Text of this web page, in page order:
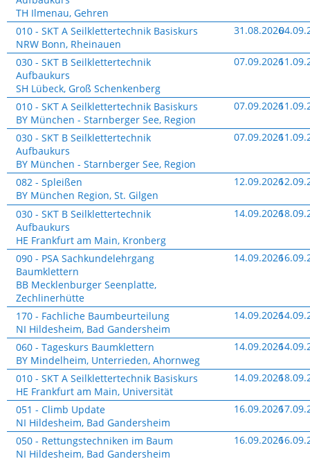
Termine
&
Buchung
TH Ilmenau, Gehren
Website
Termine
Buchung
010 - SKT A Seilklettertechnik Basiskurs
NRW Bonn, Rheinauen
31.08.2026
Website
Termine
&
Buchung
030 - SKT B Seilklettertechnik
Aufbaukurs
SH Lübeck, Groß Schenkenberg
07.09.2026
Website
Termine
Buchung
010 - SKT A Seilklettertechnik Basiskurs
BY München - Starnberger See, Region
07.09.2026
Website
Termine
&
Buchung
030 - SKT B Seilklettertechnik
Aufbaukurs
BY München - Starnberger See, Region
07.09.2026
Website
Termine
Buchung
082 - Spleißen
BY München Region, St. Gilgen
12.09.2026
Website
Termine
&
Buchung
030 - SKT B Seilklettertechnik
Aufbaukurs
HE Frankfurt am Main, Kronberg
14.09.2026
Website
Termine
Buchung
090 - PSA Sachkundelehrgang
Baumklettern
BB Mecklenburger Seenplatte,
Zechlinerhütte
14.09.2026
Website
Termine
Buchung
170 - Fachliche Baumbeurteilung
NI Hildesheim, Bad Gandersheim
14.09.2026
Website
Termine
Buchung
060 - Tageskurs Baumklettern
BY Mindelheim, Unterrieden, Ahornweg
14.09.2026
Website
Termine
Buchung
010 - SKT A Seilklettertechnik Basiskurs
HE Frankfurt am Main, Universität
14.09.2026
Website
Termine
Buchung
051 - Climb Update
NI Hildesheim, Bad Gandersheim
16.09.2026
Website
050 - Rettungstechniken im Baum
NI Hildesheim, Bad Gandersheim
16.09.2026